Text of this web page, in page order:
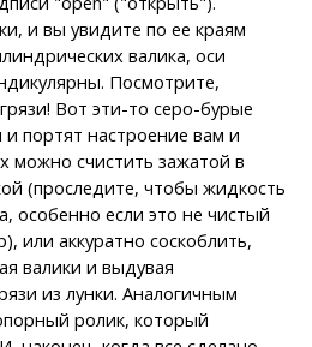
и вы увидите по ее краям
валика, оси
Посмотрите,
Вот эти-то серо-бурые
портят настроение вам и
счистить зажатой в
(проследите, чтобы жидкость
особенно если это не чистый
или аккуратно соскоблить,
валики и выдувая
из лунки. Аналогичным
ролик, который